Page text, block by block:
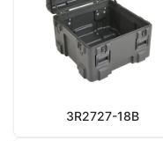
3R2727-18B